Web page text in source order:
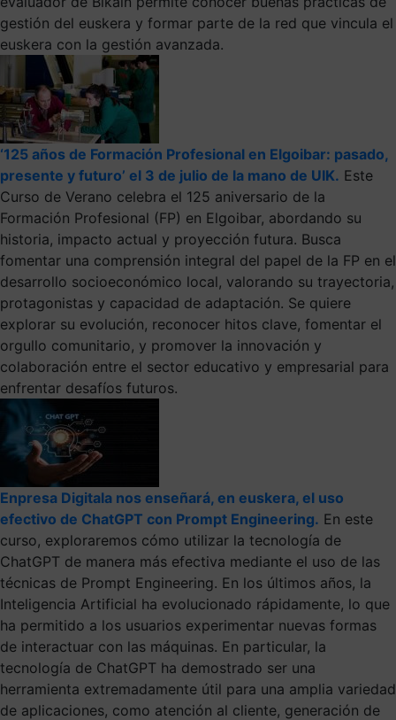
gestión del euskera y formar parte de la red que vincula el
euskera con la gestión avanzada.
‘125 años de Formación Profesional en Elgoibar: pasado,
presente y futuro’ el 3 de julio de la mano de UIK. Este
Curso de Verano celebra el 125 aniversario de la
Formación Profesional (FP) en Elgoibar, abordando su
historia, impacto actual y proyección futura. Busca
fomentar una comprensión integral del papel de la FP en el
desarrollo socioeconómico local, valorando su trayectoria,
protagonistas y capacidad de adaptación. Se quiere
explorar su evolución, reconocer hitos clave, fomentar el
orgullo comunitario, y promover la innovación y
colaboración entre el sector educativo y empresarial para
enfrentar desafíos futuros.
Enpresa Digitala nos enseñará, en euskera, el uso
efectivo de ChatGPT con Prompt Engineering. En este
curso, exploraremos cómo utilizar la tecnología de
ChatGPT de manera más efectiva mediante el uso de las
técnicas de Prompt Engineering. En los últimos años, la
Inteligencia Artificial ha evolucionado rápidamente, lo que
ha permitido a los usuarios experimentar nuevas formas
de interactuar con las máquinas. En particular, la
tecnología de ChatGPT ha demostrado ser una
herramienta extremadamente útil para una amplia variedad
de aplicaciones, como atención al cliente, generación de